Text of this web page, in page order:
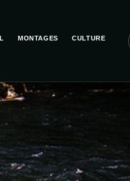
MONTAGES CULTURE